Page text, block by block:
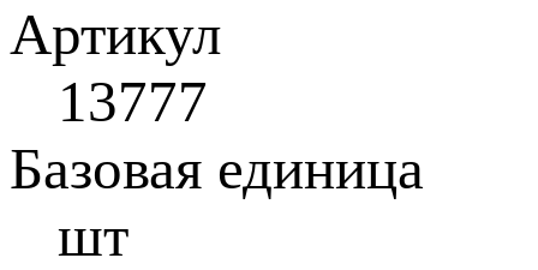
Артикул
13777
Базовая единица
шт